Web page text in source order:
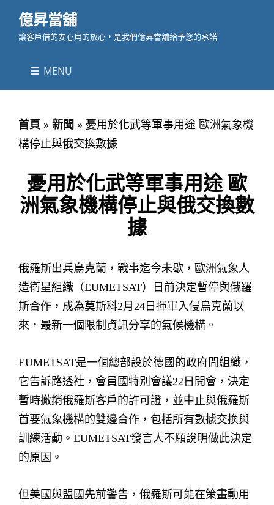
億昇當舖
讓客戶借的安心用的放心，是我們億昇當舖給予您的承諾
MENU
首頁 » 新聞 » 憂用於化武等軍事用途 歐洲氣象機
構停止與俄交換數據
憂用於化武等軍事用途 歐
洲氣象機構停止與俄交換數
據
俄羅斯出兵烏克蘭，戰事迄今未歇，歐洲氣象人
造衛星組織（EUMETSAT）日前決定暫停與俄羅
斯合作，成為莫斯科2月24日揮軍入侵烏克蘭以
來，最新一個限制資訊分享的氣候機構。
EUMETSAT是一個總部設於德國的政府間組織，
它告訴路透社，會員國特別會議22日開會，決定
暫時撤銷俄羅斯客戶的許可證，並中止與俄羅斯
首要氣象機構的雙邊合作，包括所有數據交換與
訓練活動。EUMETSAT發言人不願說明做此決定
的原因。
但美國與盟國先前警告，俄羅斯可能在策畫動用